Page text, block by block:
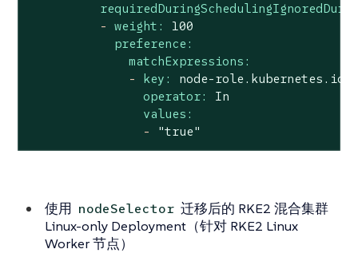
- weight:
100
preference:
matchExpressions:
-
key:
node-role.kubernetes.io/
operator:
In
values:
-
"true"
使用 nodeSelector 迁移后的 RKE2 混合集群
Linux-only Deployment（针对 RKE2 Linux
Worker 节点）